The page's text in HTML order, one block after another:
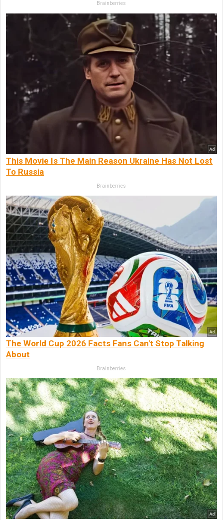
Brainberries
This Movie Is The Main Reason Ukraine Has Not Lost
To Russia
Brainberries
The World Cup 2026 Facts Fans Can't Stop Talking
About
Brainberries